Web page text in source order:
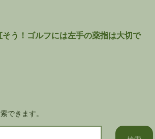
う！ゴルフには左手の薬指は大切で
できます。